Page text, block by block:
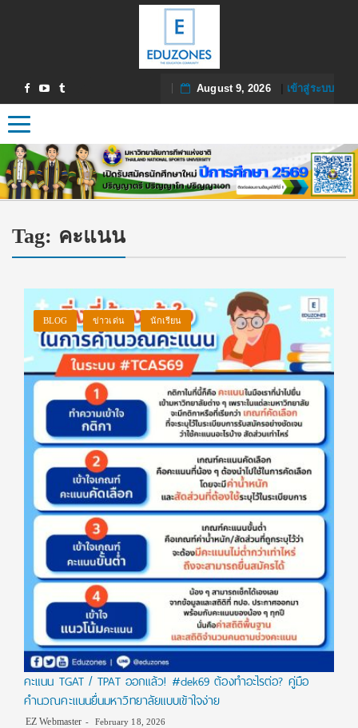
August 9, 2026| เข้าสู่ระบบ
Toggle navigation
Tag: คะแนน
BLOG ข่าวเด่น นักเรียน
คะแนน TGAT / TPAT ออกแล้ว! #dek69 ต้องทำอะไรต่อ? คู่มือ
คำนวณคะแนนยื่นมหาวิทยาลัยแบบเข้าใจง่าย
EZ Webmaster February 18, 2026